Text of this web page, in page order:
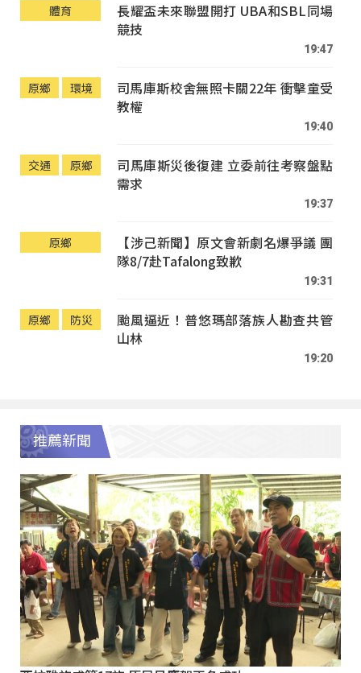
體育
長耀盃未來聯盟開打 UBA和SBL同場
競技
19:47
原鄉 環境
司馬庫斯校舍無照卡關22年 衝擊童受
教權
19:40
交通 原鄉
司馬庫斯災後復建 立委前往考察盤點
需求
19:37
原鄉
【涉己新聞】原文會新劇名爆爭議 團
隊8/7赴Tafalong致歉
19:31
原鄉 防災
颱風逼近！普悠瑪部落族人勘查共管
山林
19:20
推薦新聞